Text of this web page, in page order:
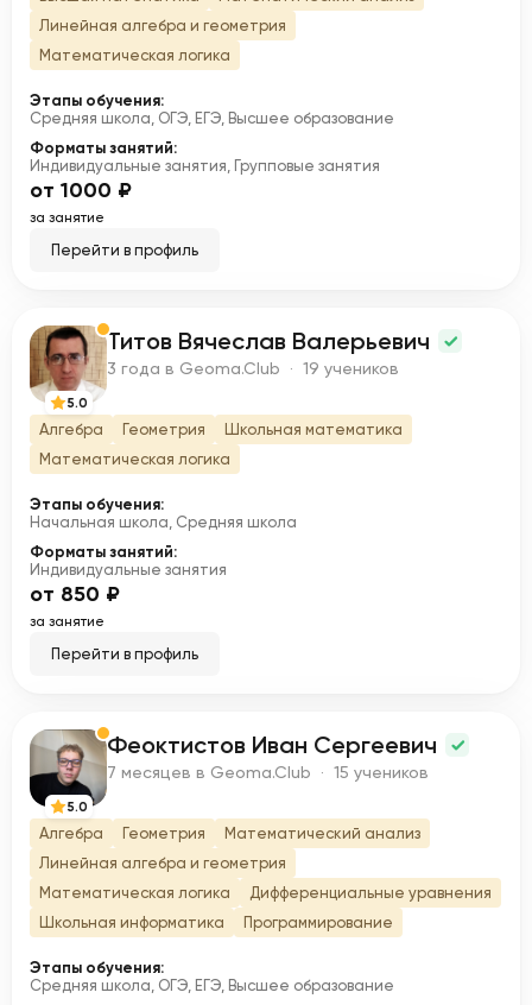
Линейная алгебра и геометрия
Математическая логика
Этапы обучения:
Средняя школа, ОГЭ, ЕГЭ, Высшее образование
Форматы занятий:
Индивидуальные занятия, Групповые занятия
от 1000 ₽
за занятие
Перейти в профиль
Т
5.0
Титов Вячеслав Валерьевич
3 года в Geoma.Club · 19 учеников
Алгебра Геометрия
Школьная математика
Математическая логика
Этапы обучения:
Начальная школа, Средняя школа
Форматы занятий:
Индивидуальные занятия
от 850 ₽
за занятие
Перейти в профиль
Ф
5.0
Феоктистов Иван Сергеевич
7 месяцев в Geoma.Club · 15 учеников
Алгебра Геометрия
Математический анализ
Линейная алгебра и геометрия
Математическая логика
Дифференциальные уравнения
Школьная информатика
Программирование
Этапы обучения:
Средняя школа, ОГЭ, ЕГЭ, Высшее образование